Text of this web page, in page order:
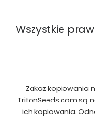
Wszystkie
Zakaz kopiowania
TritonSeeds.com są
ich kopiowania.